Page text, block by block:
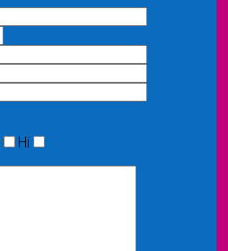
Ні